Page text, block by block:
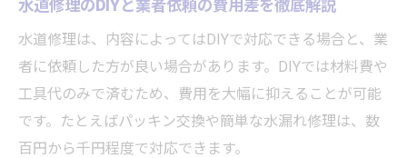
水道修理のDIYと業者依頼の費用差を徹底解説
水道修理は、内容によってはDIYで対応できる場合と、業
者に依頼した方が良い場合があります。DIYでは材料費や
工具代のみで済むため、費用を大幅に抑えることが可能
です。たとえばパッキン交換や簡単な水漏れ修理は、数
百円から千円程度で対応できます。